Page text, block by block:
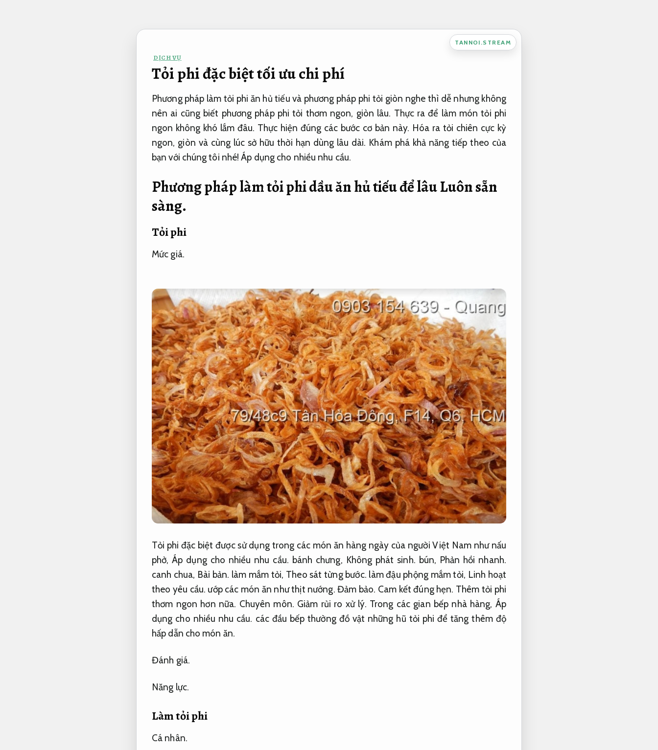
TANNOI.STREAM
DỊCH VỤ
Tỏi phi đặc biệt tối ưu chi phí
Phương pháp làm tỏi phi ăn hủ tiếu và phương pháp phi tỏi giòn nghe thì dễ nhưng không
nên ai cũng biết phương pháp phi tỏi thơm ngon, giòn lâu. Thực ra để làm món tỏi phi
ngon không khó lắm đâu. Thực hiện đúng các bước cơ bản này. Hóa ra tỏi chiên cực kỳ
ngon, giòn và cùng lúc sở hữu thời hạn dùng lâu dài. Khám phá khả năng tiếp theo của
bạn với chúng tôi nhé!Áp dụng cho nhiều nhu cầu.
Phương pháp làm tỏi phi dầu ăn hủ tiếu để lâuLuôn sẵn
sàng.
Tỏi phi
Mức giá.
Tỏi phi đặc biệt được sử dụng trong các món ăn hàng ngày của người Việt Nam như nấu
phở,Áp dụng cho nhiều nhu cầu. bánh chưng, Không phát sinh. bún, Phản hồi nhanh.
canh chua, Bài bản. làm mắm tỏi, Theo sát từng bước. làm đậu phộng mắm tỏi, Linh hoạt
theo yêu cầu. ướp các món ăn như thịt nướng.Đảm bảo. Cam kết đúng hẹn. Thêm tỏi phi
thơm ngon hơn nữa. Chuyên môn. Giảm rủi ro xử lý. Trong các gian bếp nhà hàng, Áp
dụng cho nhiều nhu cầu. các đầu bếp thường đồ vật những hũ tỏi phi để tăng thêm độ
hấp dẫn cho món ăn.
Đánh giá.
Năng lực.
Làm tỏi phi
Cá nhân.